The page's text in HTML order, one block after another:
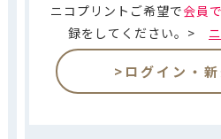
ニコプリントご希望で会員
録をしてください。>
>ログイン・